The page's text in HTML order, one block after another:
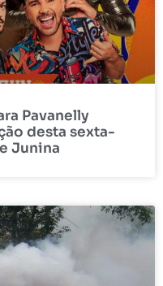
Pavanelly
desta sexta-
Junina